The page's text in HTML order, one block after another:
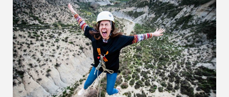
ALQUILER
EQUIPO
CONTACTO